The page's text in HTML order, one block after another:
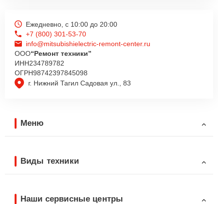
г. Нижний Тагил Садовая ул., 83
Ежедневно, с 10:00 до 20:00
+7 (800) 301-53-70
info@mitsubishielectric-remont-center.ru
ООО“Ремонт техники”
ИНН234789782
ОГРН98742397845098
Меню
Виды техники
Наши сервисные центры